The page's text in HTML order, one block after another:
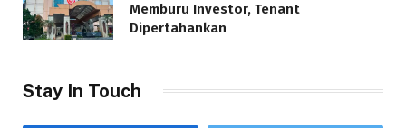
Memburu Investor, Tenant
Dipertahankan
Stay In Touch